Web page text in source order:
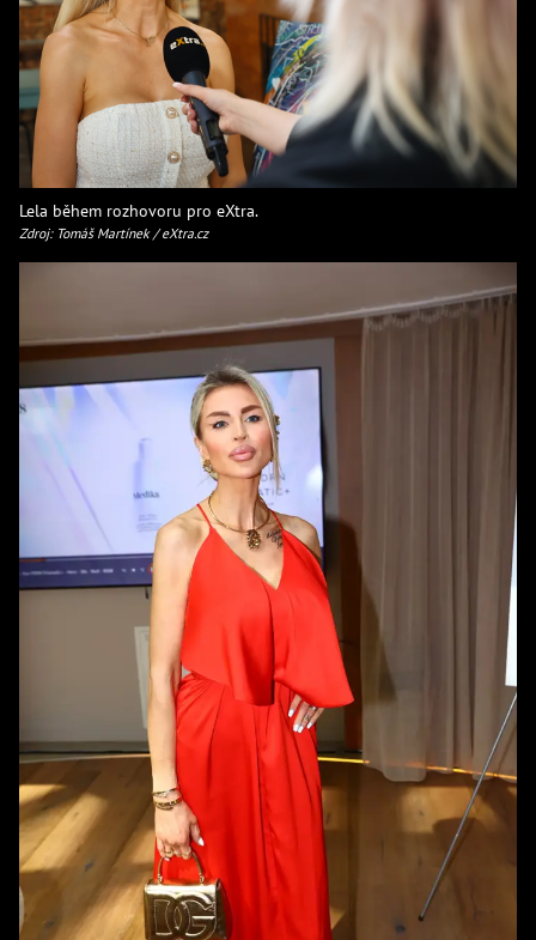
Lela během rozhovoru pro eXtra.
Zdroj: Tomáš Martínek / eXtra.cz